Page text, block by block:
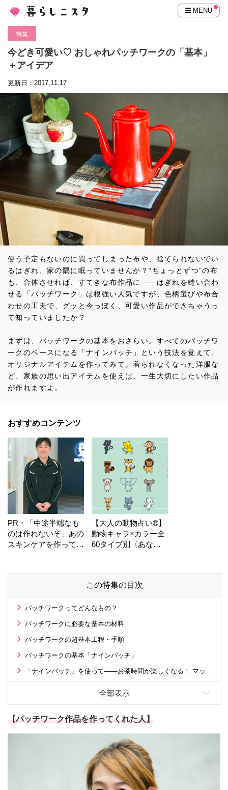
MENU
特集
今どき可愛い♡ おしゃれパッチワークの「基本」
＋アイデア
更新日：2017.11.17
使う予定もないのに買ってしまった布や、捨てられないでい
るはぎれ、家の隅に眠っていませんか？“ちょっとずつ”の布
も、合体させれば、すてきな布作品に――はぎれを縫い合わ
せる「パッチワーク」は根強い人気ですが、色柄選びや布合
わせの工夫で、グッと今っぽく、可愛い作品ができちゃうっ
て知っていましたか？
まずは、パッチワークの基本をおさらい。すべてのパッチワ
ークのベースになる「ナインパッチ」という技法を覚えて、
オリジナルアイテムを作ってみて。着られなくなった洋服な
ど、家族の思い出アイテムを使えば、一生大切にしたい作品
が作れますよ。
おすすめコンテンツ
PR・「中途半端なも
のは作れないぞ」あの
スキンケアを作ってい
【大人の動物占い®】
動物キャラ×カラー全
60タイプ別〈あなた
この特集の目次
パッチワークってどんなもの？
パッチワークに必要な基本の材料
パッチワークの超基本工程・手順
パッチワークの基本「ナインパッチ」
「ナインパッチ」を使って――お茶時間が楽しくなる！ マットを作ろう
【パッチワーク作品を作ってくれた人】